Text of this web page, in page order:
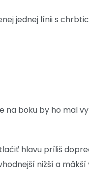
jednej línii s
na boku by ho mal
hlavu príliš
nižší a